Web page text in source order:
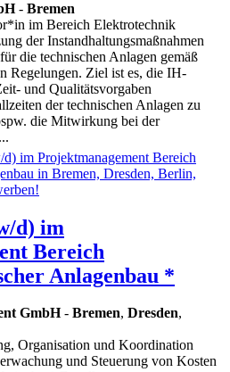
- Bremen
im Bereich Elektrotechnik
der Instandhaltungsmaßnahmen
die technischen Anlagen gemäß
Regelungen. Ziel ist es, die IH-
und Qualitätsvorgaben
der technischen Anlagen zu
die Mitwirkung bei der
d) im
Bereich
Anlagenbau *
GmbH- Bremen, Dresden,
Organisation und Koordination
und Steuerung von Kosten